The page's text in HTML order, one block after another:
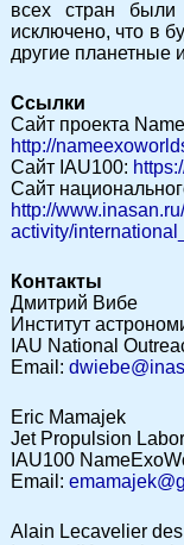
всех стран
исключено, что в
другие планетные
Ссылки
Сайт проекта
http://
Сайт IAU100:
Сайт
http://
activity/
Контакты
Дмитрий Вибе
Институт
IAU National
Email:
Eric Mamajek
Jet Propulsion
IAU100
Email:
Alain Lecavelier